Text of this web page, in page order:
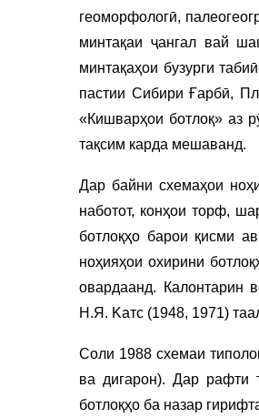
геоморфологӣ,
минтақаи ҷангал вай
минтақаҳои бузурги
пастии Сибири Ғарбӣ,
«Кишварҳои ботлоқ» аз
тақсим карда мешаванд.
Дар байни схемаҳои
наботот, конҳои торф,
ботлоқҳо барои қисми
ноҳияҳои охирини
овардаанд. Калонтарин
Н.Я. Kaтс (1948, 1971)
Соли 1988 схемаи
ва дигарон). Дар рафти
ботлоқҳо ба назар